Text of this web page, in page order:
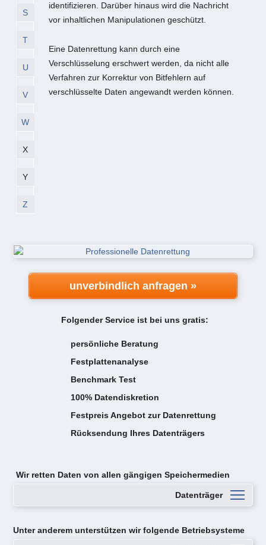
S
T
U
V
W
X
Y
Z
identifizieren. Darüber hinaus wird die Nachricht
vor inhaltlichen Manipulationen geschützt.
Eine Datenrettung kann durch eine
Verschlüsselung erschwert werden, da nicht alle
Verfahren zur Korrektur von Bitfehlern auf
verschlüsselte Daten angewandt werden können.
unverbindlich anfragen »
Folgender Service ist bei uns gratis:
persönliche Beratung
Festplattenanalyse
Benchmark Test
100% Datendiskretion
Festpreis Angebot zur Datenrettung
Rücksendung Ihres Datenträgers
Wir retten Daten vonallen gängigen Speichermedien
Datenträger
Unter anderem unterstützen wir folgende Betriebsysteme